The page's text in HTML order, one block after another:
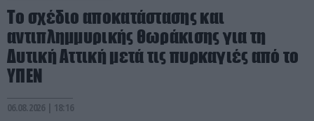
Το σχέδιο αποκατάστασης και
αντιπλημμυρικής θωράκισης για τη
Δυτική Αττική μετά τις πυρκαγιές από το
ΥΠΕΝ
06.08.2026 | 18:16